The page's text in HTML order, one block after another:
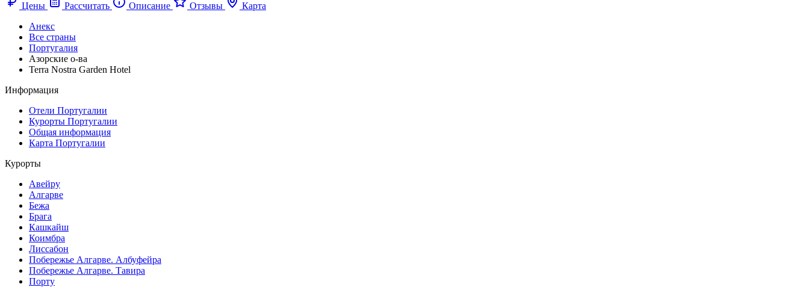
Цены
Рассчитать Описание Отзывы
Карта
Анекс
Все страны
Португалия
Азорские о-ва
Terra Nostra Garden Hotel
Информация
Отели Португалии
Курорты Португалии
Общая информация
Карта Португалии
Курорты
Авейру
Алгарве
Бежа
Брага
Кашкайш
Коимбра
Лиссабон
Побережье Алгарве. Албуфейра
Побережье Алгарве. Тавира
Порту